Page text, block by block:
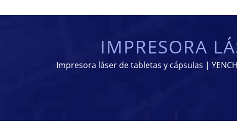
IMPRESORA
Impresora láser de tabletas y cápsulas |